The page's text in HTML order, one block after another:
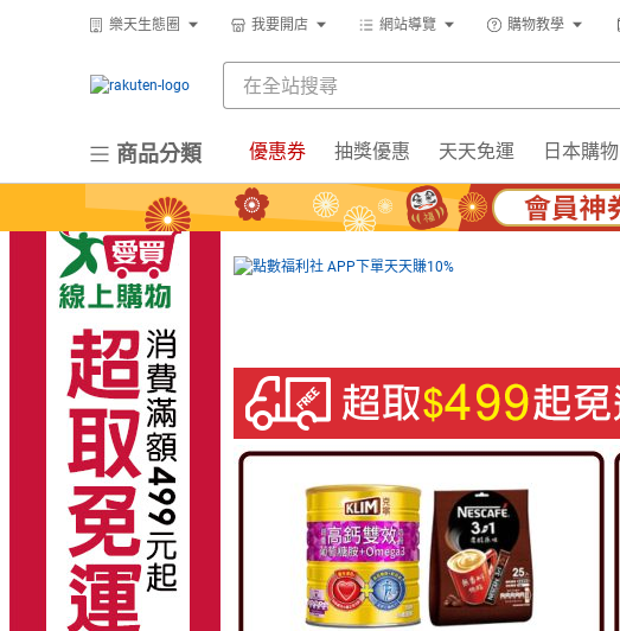
樂天生態圈 我要開店 網站導覽 購物教學
商品分類 優惠券 抽獎優惠 天天免運 日本購物